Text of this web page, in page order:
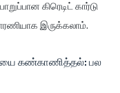
கிரெடிட் கார்டு
இருக்கலாம்.
கண்காணித்தல்: பல